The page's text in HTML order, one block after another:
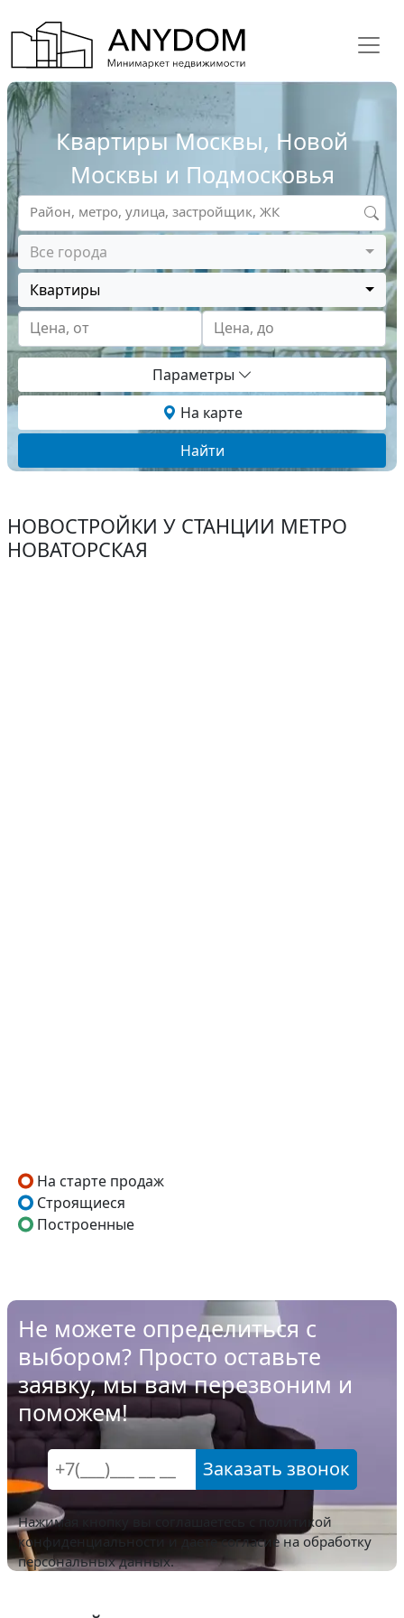
Квартиры Москвы, Новой
Москвы и Подмосковья
Все города
Квартиры
Цена, от
Цена, до
Район, метро, улица, застройщик, ЖК
Параметры
На карте
Найти
НОВОСТРОЙКИ У СТАНЦИИ МЕТРО
НОВАТОРСКАЯ
На старте продаж
Строящиеся
Построенные
Не можете определиться с
выбором? Просто оставьте
заявку, мы вам перезвоним и
поможем!
Заказать звонок
Нажимая кнопку вы соглашаетесь с
политикой
конфиденциальности и даете согласие на обработку
персональных данных.